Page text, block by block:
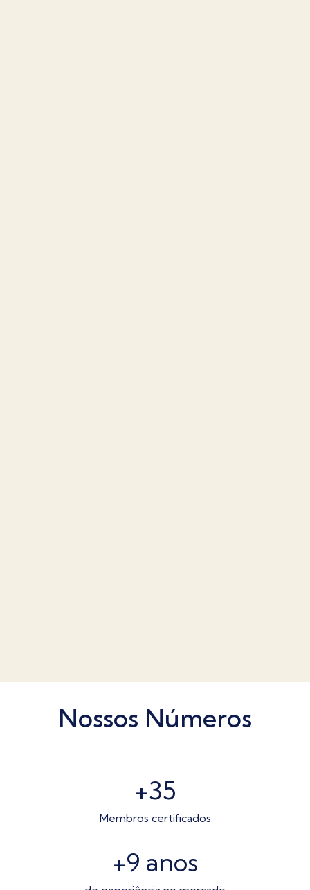
Nossos Números
+35
Membros certificados
+9 anos